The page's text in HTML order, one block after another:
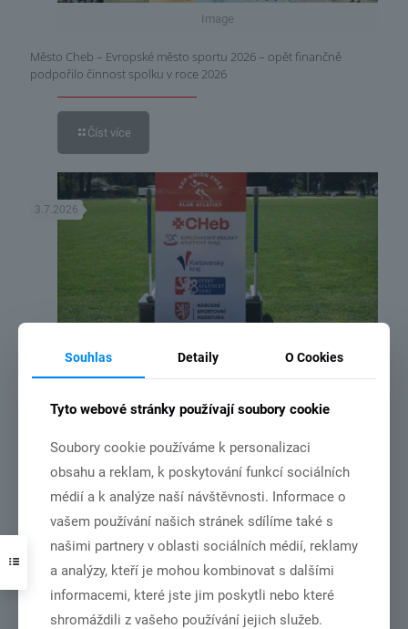
Image
Město Cheb – Evropské město sportu 2026 – opět finančně
podpořilo činnost spolku v roce 2026
Číst více
DSC_2192
3.7.2026
České republiky pro náš klub
Číst více
3.7.2026
Souhlas Detaily O Cookies
Tyto webové stránky používají soubory cookie
Soubory cookie používáme k personalizaci
obsahu a reklam, k poskytování funkcí sociálních
médií a k analýze naší návštěvnosti. Informace o
vašem používání našich stránek sdílíme také s
našimi partnery v oblasti sociálních médií, reklamy
a analýzy, kteří je mohou kombinovat s dalšími
informacemi, které jste jim poskytli nebo které
shromáždili z vašeho používání jejich služeb.